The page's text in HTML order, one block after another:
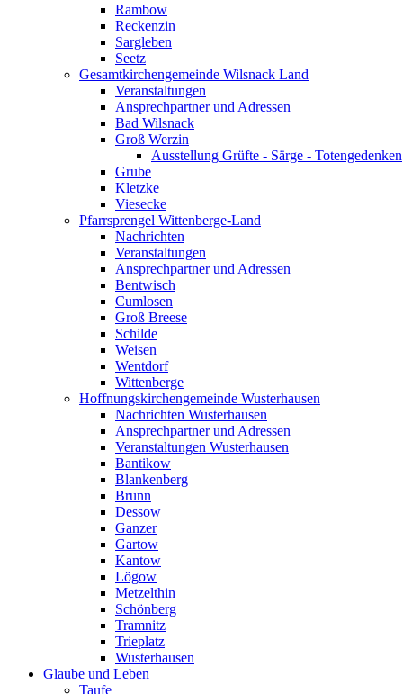
Rambow
Reckenzin
Sargleben
Seetz
Gesamtkirchengemeinde Wilsnack Land
Veranstaltungen
Ansprechpartner und Adressen
Bad Wilsnack
Groß Werzin
Ausstellung Grüfte - Särge - Totengedenken
Grube
Kletzke
Viesecke
Pfarrsprengel Wittenberge-Land
Nachrichten
Veranstaltungen
Ansprechpartner und Adressen
Bentwisch
Cumlosen
Groß Breese
Schilde
Weisen
Wentdorf
Wittenberge
Hoffnungskirchengemeinde Wusterhausen
Nachrichten Wusterhausen
Ansprechpartner und Adressen
Veranstaltungen Wusterhausen
Bantikow
Blankenberg
Brunn
Dessow
Ganzer
Gartow
Kantow
Lögow
Metzelthin
Schönberg
Tramnitz
Trieplatz
Wusterhausen
Glaube und Leben
Taufe